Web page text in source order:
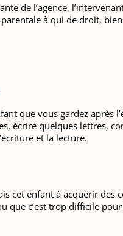
de l’agence,
à qui de droit,
que vous gardez après
écrire quelques lettres,
et la lecture.
cet enfant à acquérir des
que c’est trop difficile